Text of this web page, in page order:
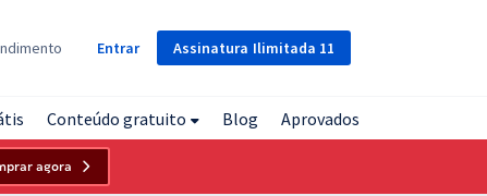
Assinatura Ilimitada 11
Entrar
Conteúdo gratuito Blog Aprovados
agora